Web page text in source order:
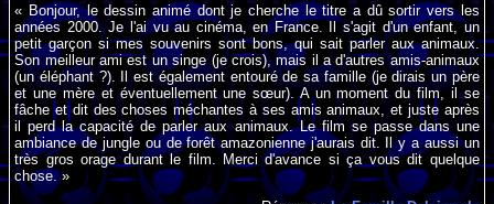
« Bonjour, le dessin animé dont je cherche le titre a dû sortir vers les
années 2000. Je l'ai vu au cinéma, en France. Il s'agit d'un enfant, un
petit garçon si mes souvenirs sont bons, qui sait parler aux animaux.
Son meilleur ami est un singe (je crois), mais il a d'autres amis-animaux
(un éléphant ?). Il est également entouré de sa famille (je dirais un père
et une mère et éventuellement une sœur). A un moment du film, il se
fâche et dit des choses méchantes à ses amis animaux, et juste après
il perd la capacité de parler aux animaux. Le film se passe dans une
ambiance de jungle ou de forêt amazonienne j'aurais dit. Il y a aussi un
très gros orage durant le film. Merci d'avance si ça vous dit quelque
chose. »